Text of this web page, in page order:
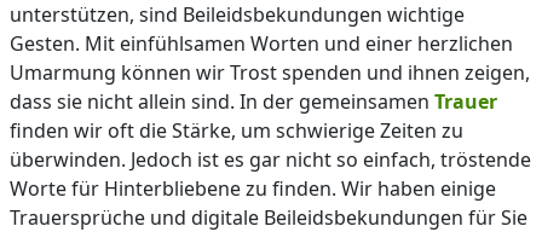
unterstützen, sind Beileidsbekundungen wichtige
Gesten. Mit einfühlsamen Worten und einer herzlichen
Umarmung können wir Trost spenden und ihnen zeigen,
dass sie nicht allein sind. In der gemeinsamen Trauer
finden wir oft die Stärke, um schwierige Zeiten zu
überwinden. Jedoch ist es gar nicht so einfach, tröstende
Worte für Hinterbliebene zu finden. Wir haben einige
Trauersprüche und digitale Beileidsbekundungen für Sie